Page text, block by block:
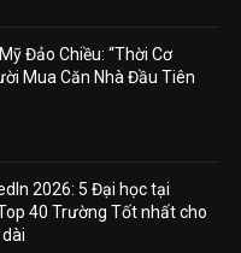
Đảo Chiều: “Thời Cơ
Mua Căn Nhà Đầu Tiên
2026: 5 Đại học tại
40 Trường Tốt nhất cho